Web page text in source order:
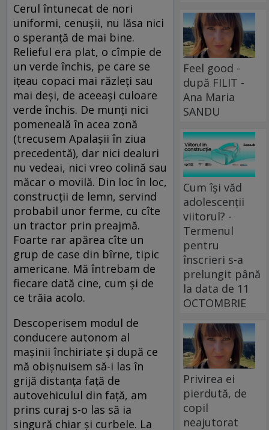
Cerul întunecat de nori
uniformi, cenușii, nu lăsa nici
o speranță de mai bine.
Relieful era plat, o cîmpie de
un verde închis, pe care se
ițeau copaci mai răzleți sau
mai deși, de aceeași culoare
verde închis. De munți nici
pomeneală în acea zonă
(trecusem Apalașii în ziua
precedentă), dar nici dealuri
nu vedeai, nici vreo colină sau
măcar o movilă. Din loc în loc,
construcții de lemn, servind
probabil unor ferme, cu cîte
un tractor prin preajmă.
Foarte rar apărea cîte un
grup de case din bîrne, tipic
americane. Mă întrebam de
fiecare dată cine, cum și de
ce trăia acolo.
Descoperisem modul de
conducere autonom al
mașinii închiriate și după ce
mă obișnuisem să-i las în
grijă distanța față de
autovehiculul din față, am
prins curaj s-o las să ia
singură chiar și curbele. La
Feel good -
după FILIT -
Ana Maria
SANDU
Cum își văd
adolescenții
viitorul? -
Termenul
pentru
înscrieri s-a
prelungit până
la data de 11
OCTOMBRIE
Privirea ei
pierdută, de
copil
neajutorat